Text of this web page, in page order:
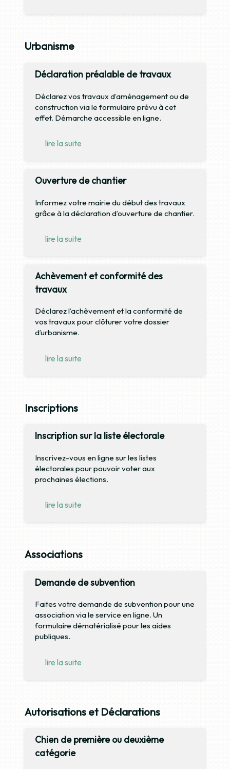
Urbanisme
Déclaration préalable de travaux
Déclarez vos travaux d’aménagement ou de
construction via le formulaire prévu à cet
effet. Démarche accessible en ligne.
lire la suite
Ouverture de chantier
Informez votre mairie du début des travaux
grâce à la déclaration d’ouverture de chantier.
lire la suite
Achèvement et conformité des
travaux
Déclarez l’achèvement et la conformité de
vos travaux pour clôturer votre dossier
d’urbanisme.
lire la suite
Inscriptions
Inscription sur la liste électorale
Inscrivez-vous en ligne sur les listes
électorales pour pouvoir voter aux
prochaines élections.
lire la suite
Associations
Demande de subvention
Faites votre demande de subvention pour une
association via le service en ligne. Un
formulaire dématérialisé pour les aides
publiques.
lire la suite
Autorisations et Déclarations
Chien de première ou deuxième
catégorie